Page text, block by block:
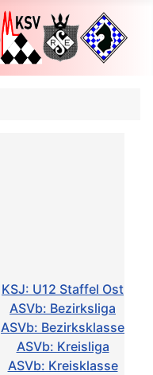
KSJ: U12 Staffel Ost
ASVb: Bezirksliga
ASVb: Bezirksklasse
ASVb: Kreisliga
ASVb: Kreisklasse